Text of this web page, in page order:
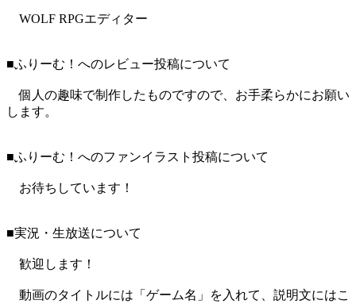
WOLF RPGエディター
■ふりーむ！へのレビュー投稿について
個人の趣味で制作したものですので、お手柔らかにお願い
します。
■ふりーむ！へのファンイラスト投稿について
お待ちしています！
■実況・生放送について
歓迎します！
動画のタイトルには「ゲーム名」を入れて、説明文にはこ